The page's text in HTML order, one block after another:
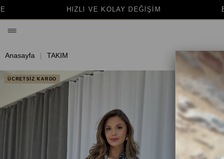
DEĞİŞİM BİNLERCE MUTLU MÜŞTERİ
Anasayfa TAKIM
ÜCRETSİZ KARGO